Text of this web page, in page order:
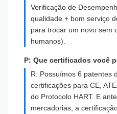
Verificação de
qualidade + bom serviço
para trocar um novo sem
humanos).
P: Que certificados você
R: Possuímos 6 patentes
certificações para CE,
do Protocolo HART. E
mercadorias, a